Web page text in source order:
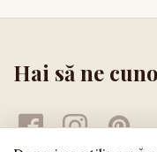
Hai să ne